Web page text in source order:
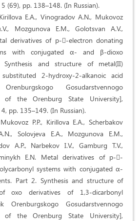
(69), pp. 138–148. (In Russian).
E.A., Vinogradov A.N., Mukovoz
Mozgunova E.M., Golotsvan A.V.,
derivatives of p--electron donating
with conjugated α- and β-dioxo
and structure of metal(II)
2-hydroxy-2-alkanoic acid
Gosudarstvennogo
of the Orenburg State University],
pp. 135–149. (In Russian).
P.P., Kirillova E.A., Scherbakov
Solovjeva E.A., Mozgunova E.M.,
A.P., Narbekov I.V., Gamburg T.V.,
E.N. Metal derivatives of p--
systems with conjugated α-
Part 2. Synthesis and structure of
oxo derivatives of 1,3-dicarbonyl
Orenburgskogo Gosudarstvennogo
of the Orenburg State University],